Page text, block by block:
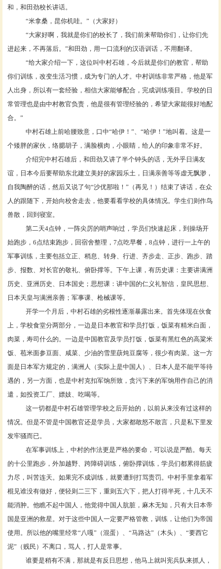
和，和田劲校长讲话。
“米拿桑，昆你机哇。”（大家好）
“大家好啊，我就是你们的校长了，我们前来帮助你们，让你们先
进起来，不再落后。”和田劲，用一口流利的汉语训话，不用翻译。
“给大家介绍一下，这位叫中村石雄，今后就是你们的教官，帮助
你们训练，改变生活习惯，成为专门的人才。中村训练非常严格，他是军
人出身，所以有一套经验，相信大家能够配合，完成训练项目。学校的日
常管理也是由中村教官负责，他是很有管理经验的，希望大家能很好地配
合。”
中村石雄上前哈腰致意，口中“哈伊！”、“哈伊！”地叫着。这是一
个矮胖的家伙，络腮胡子，满脸横肉，小眼睛，给人的印象非常不好。
介绍完中村石雄后，和田劲又讲了半个钟头的话，无外乎日满友
谊，日本今后要帮助东北建立美好的家园乐土，日满亲善等等虚无飘渺，
自我陶醉的话，然后又说了句“沙优那啦！”（再见！）结束了讲话，在众
人的跟随下，开始向校舍走去，他要看看学校的具体情况。学生们则作鸟
兽散，回到寝室。
第二天4点钟，一阵尖厉的哨声响过，学员们快速起床，到操场开
始跑步，6点结束跑步，回宿舍整理，7点吃早餐，8点钟，进行一上午的
军事训练，主要包括立正、稍息、转身、行进、齐步走、正步、跑步、踏
步、报数、对长官的敬礼、俯卧撑等。下午上课，有历史课：主要讲满洲
历史、亚洲历史、日本国史；思想课：讲中国的仁义礼智信，皇民思想、
日本天皇与满洲亲善；军事课、枪械课等。
开学一个月后，中村石雄的劣根性逐渐暴露出来。首先体现在伙食
上，学校食堂分两部分，一边是日本教官和学员打饭，饭菜有精米白面，
肉菜，寿司什么的。一边是中国教官及学员打饭，饭菜有黑红色的高粱米
饭、苞米面参豆面、咸菜、少油的雪里蕻炖豆腐等，很少有肉菜。这一方
面是日本军方规定的，满洲人（实际上是中国人）、日本人是不能平等待
遇的，另一方面，也是中村克扣军饷所致，贪污下来的军饷用作自己的消
遣，如投资工厂、嫖妓、吃喝等。
这一切都是中村石雄管理学校之后开始的，以前从来没有过这样的
情况。但是不管是中国教官还是学员，大家都敢怒不敢言，只是私下里发
发牢骚而已。
在军事训练上，中村的作法更是严格的要命，可以说是严酷。每天
的十公里跑步，外加越野、跨障碍训练，俯卧撑训练，学员们都累得筋疲
力尽，叫苦连天。如果完不成训练，就要遭到打骂责罚。中村手里拿着军
棍见谁没有做好，便轻则二三下，重则五六下，把人打得半死，十几天不
能消肿。他瞧不起中国人，他觉得中国人肮脏，麻木无知，只有大日本帝
国是亚洲的救星。对于这些中国人一定要严格管教，训练，让他们为帝国
使用。所以他的嘴里经常“八嘎”（混蛋）、“马路达”（木头）、“要西它
泥”（贱民）不离口，骂人，打人是常事。
谁要是稍有不满，那就是有反日思想，他马上就叫宪兵队来抓人，